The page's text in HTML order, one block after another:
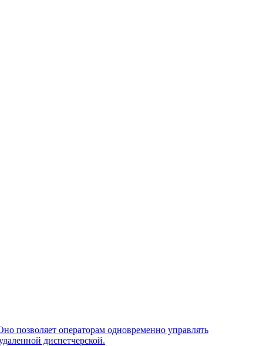
позволяет операторам одновременно управлять
диспетчерской.